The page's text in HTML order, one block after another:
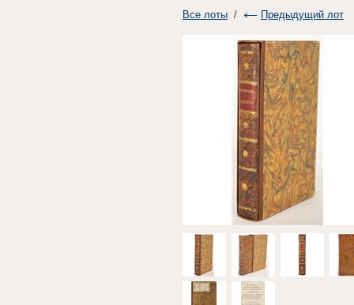
Все лоты/ Предыдущий лот